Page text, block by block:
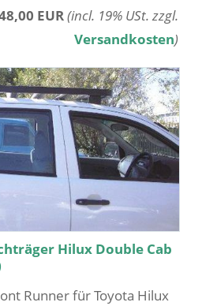
EUR(incl. 19% USt. zzgl.
Versandkosten)
Hilux Double Cab
Runner für Toyota Hilux